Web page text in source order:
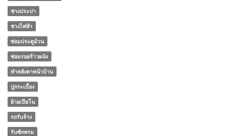
ช่างประปา
ช่างไฟฟ้า
ซ่อมประตูม้วน
ซ่อมรอยร้าวผนัง
ทําหลังคาหน้าบ้าน
ปูกระเบื้อง
ย้ายเปียโน
รถรับจ้าง
รับซักพรม